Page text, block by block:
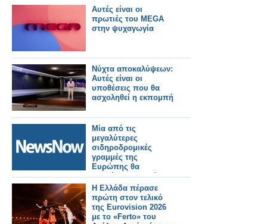
Αυτές είναι οι
πρωτιές του MEGA
στην ψυχαγωγία
Νύχτα αποκαλύψεων:
Αυτές είναι οι
υποθέσεις που θα
ασχοληθεί η εκπομπή
Μία από τις
μεγαλύτερες
σιδηροδρομικές
γραμμές της
Ευρώπης θα
ξεκινήσει τον επόμενο
μήνα, συνδέοντας
πολλές μεγάλες
πόλεις.
Η Ελλάδα πέρασε
πρώτη στον τελικό
της Eurovision 2026
με το «Ferto» του